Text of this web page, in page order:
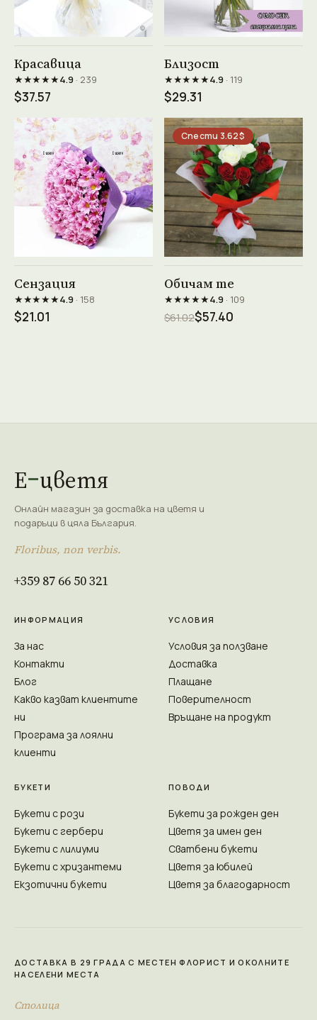
Красавица
★★★★★4.9· 239
$37.57
Близост
★★★★★4.9· 119
$29.31
Сензация
★★★★★4.9· 158
$21.01
Спести 3.62$
Обичам те
★★★★★4.9· 109
$61.02$57.40
Е цветя
Онлайн магазин за доставка на цветя и
подаръци в цяла България.
Floribus, non verbis.
+359 87 66 50 321
ИНФОРМАЦИЯ
За нас
Контакти
Блог
Какво казват клиентите
ни
Програма за лоялни
клиенти
УСЛОВИЯ
Условия за ползване
Доставка
Плащане
Поверителност
Връщане на продукт
БУКЕТИ
Букети с рози
Букети с гербери
Букети с лилиуми
Букети с хризантеми
Екзотични букети
ПОВОДИ
Букети за рожден ден
Цветя за имен ден
Сватбени букети
Цветя за юбилей
Цветя за благодарност
ДОСТАВКА В 29 ГРАДА С МЕСТЕН ФЛОРИСТ И ОКОЛНИТЕ
НАСЕЛЕНИ МЕСТА
Столица